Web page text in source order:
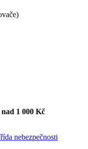
nad 1 000 Kč
nebezpečnosti